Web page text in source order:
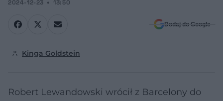
2024-12-23 13:50
Dodaj do Google
Kinga Goldstein
Robert Lewandowski wrócił z Barcelony do